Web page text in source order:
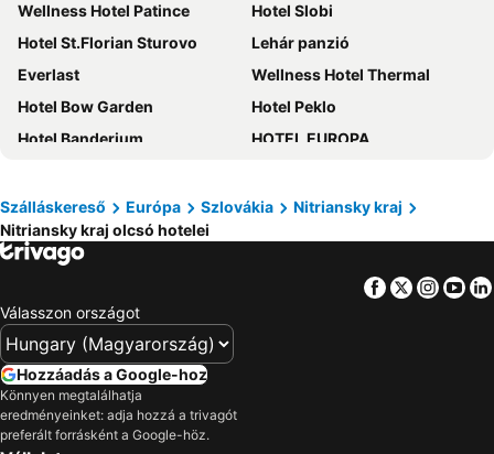
Wellness Hotel Patince
Hotel Slobi
Hotel St.Florian Sturovo
Lehár panzió
Everlast
Wellness Hotel Thermal
Hotel Bow Garden
Hotel Peklo
Hotel Banderium
HOTEL EUROPA
Hotel Litovel
Bokros
Chateau GrandCastle
Karavan Sturovo
Ubytovanie Opal
Pension Eden
Chateau Appony
Hotel Park-An
Hotel Grand
Szálláskereső Európa Szlovákia
Nitriansky kraj
Nitriansky kraj olcsó hotelei
Facebook
Twitter
Válasszon országot
Hozzáadás a Google-hoz
Könnyen megtalálhatja
eredményeinket: adja hozzá a trivagót
preferált forrásként a Google-höz.